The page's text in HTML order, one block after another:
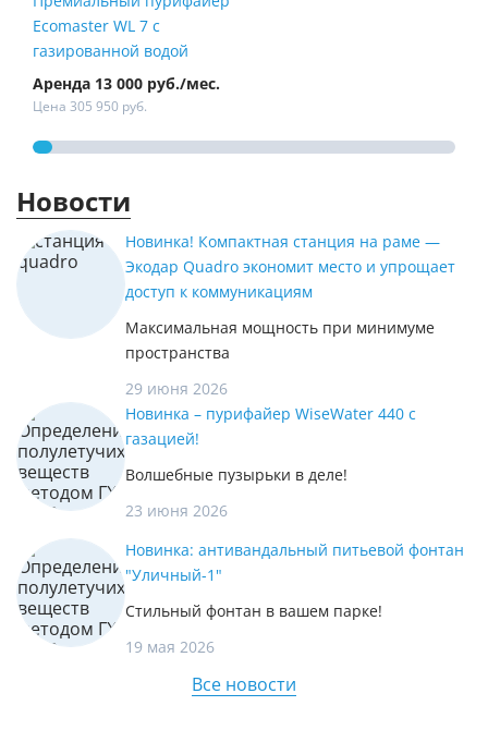
Ecomaster WL 7 с
газированной водой
Аренда 13 000 руб./мес.
Цена 305 950 руб.
Новости
Новинка! Компактная станция на раме —
Экодар Quadro экономит место и упрощает
доступ к коммуникациям
Максимальная мощность при минимуме
пространства
29 июня 2026
Новинка – пурифайер WiseWater 440 с
газацией!
Волшебные пузырьки в деле!
23 июня 2026
Новинка: антивандальный питьевой фонтан
"Уличный-1"
Стильный фонтан в вашем парке!
19 мая 2026
Все новости